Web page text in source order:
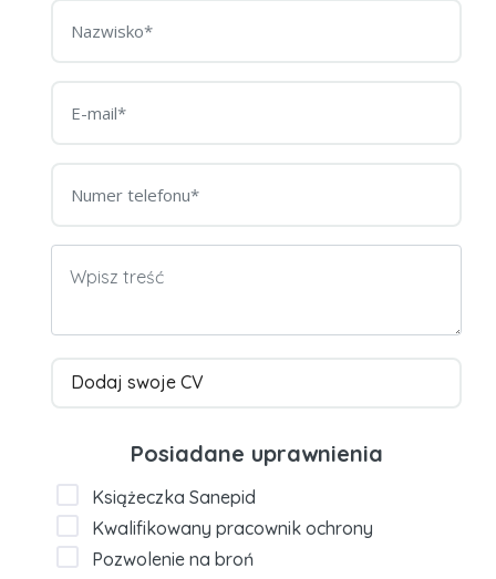
Dodaj swoje CV
Posiadane uprawnienia
Książeczka Sanepid
Kwalifikowany pracownik ochrony
Pozwolenie na broń